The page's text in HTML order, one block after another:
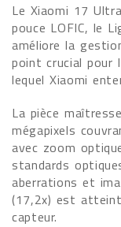
Le Xiaomi 17
pouce LOFIC, le
améliore la
point crucial pour
lequel Xiaomi
La pièce
mégapixels
avec zoom
standards
aberrations et
(17,2x) est
capteur.